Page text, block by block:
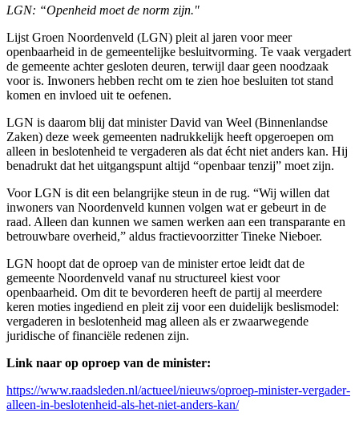
LGN: “Openheid moet de norm zijn."
Lijst Groen Noordenveld (LGN) pleit al jaren voor meer
openbaarheid in de gemeentelijke besluitvorming. Te vaak vergadert
de gemeente achter gesloten deuren, terwijl daar geen noodzaak
voor is. Inwoners hebben recht om te zien hoe besluiten tot stand
komen en invloed uit te oefenen.
LGN is daarom blij dat minister David van Weel (Binnenlandse
Zaken) deze week gemeenten nadrukkelijk heeft opgeroepen om
alleen in beslotenheid te vergaderen als dat écht niet anders kan. Hij
benadrukt dat het uitgangspunt altijd “openbaar tenzij” moet zijn.
Voor LGN is dit een belangrijke steun in de rug. “Wij willen dat
inwoners van Noordenveld kunnen volgen wat er gebeurt in de
raad. Alleen dan kunnen we samen werken aan een transparante en
betrouwbare overheid,” aldus fractievoorzitter Tineke Nieboer.
LGN hoopt dat de oproep van de minister ertoe leidt dat de
gemeente Noordenveld vanaf nu structureel kiest voor
openbaarheid. Om dit te bevorderen heeft de partij al meerdere
keren moties ingediend en pleit zij voor een duidelijk beslismodel:
vergaderen in beslotenheid mag alleen als er zwaarwegende
juridische of financiële redenen zijn.
Link naar op oproep van de minister:
https://www.raadsleden.nl/actueel/nieuws/oproep-minister-vergader-
alleen-in-beslotenheid-als-het-niet-anders-kan/